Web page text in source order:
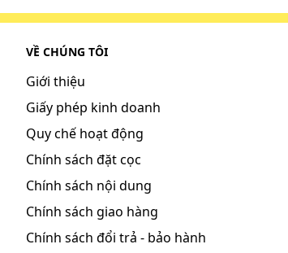
VỀ CHÚNG TÔI
Giới thiệu
Giấy phép kinh doanh
Quy chế hoạt động
Chính sách đặt cọc
Chính sách nội dung
Chính sách giao hàng
Chính sách đổi trả - bảo hành